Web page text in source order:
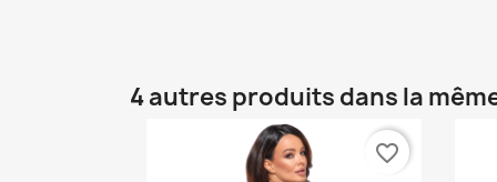
4 autres produits dans la
favorite_border